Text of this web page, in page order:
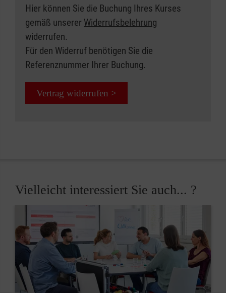
Hier können Sie die Buchung Ihres Kurses
gemäß unserer Widerrufsbelehrung
widerrufen.
Für den Widerruf benötigen Sie die
Referenznummer Ihrer Buchung.
Vertrag widerrufen >
Vielleicht interessiert Sie auch... ?